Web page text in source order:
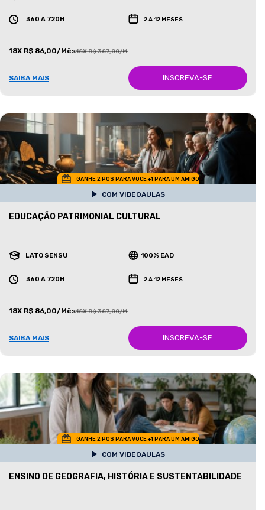
360 A 720H 2 A 12 MESES
18X R$ 86,00/Mês18X R$ 387,00/Mês
SAIBA MAIS INSCREVA-SE
GANHE 2 POS PARA VOCE +1 PARA UM AMIGO
COM VIDEOAULAS
EDUCAÇÃO PATRIMONIAL CULTURAL
LATO SENSU 100% EAD
360 A 720H 2 A 12 MESES
18X R$ 86,00/Mês18X R$ 387,00/Mês
SAIBA MAIS INSCREVA-SE
GANHE 2 POS PARA VOCE +1 PARA UM AMIGO
COM VIDEOAULAS
ENSINO DE GEOGRAFIA, HISTÓRIA E SUSTENTABILIDADE